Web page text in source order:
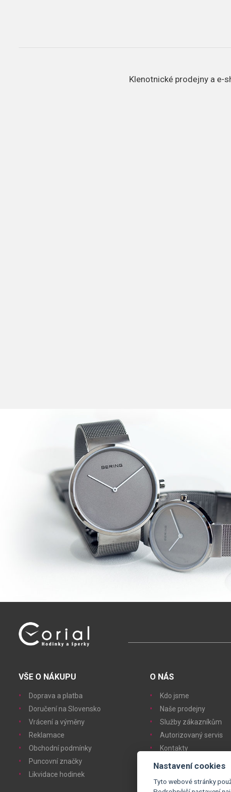
Klenotnické prodejny a e-
VŠE O NÁKUPU
Doprava a platba
Doručení na Slovensko
Vrácení a výměny
Reklamace
Obchodní podmínky
Puncovní značky
Likvidace hodinek
O NÁS
Kdo jsme
Naše prodejny
Služby zákazníkům
Autorizovaný servis
Kontakty
Nastavení cookies
Tyto webové stránky